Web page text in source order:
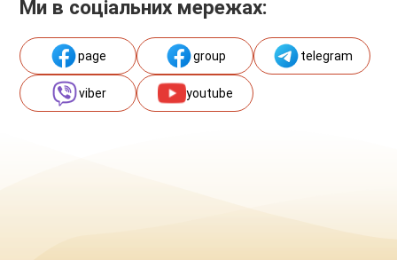
Ми в соціальних мережах:
page group telegram
viber youtube